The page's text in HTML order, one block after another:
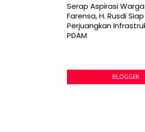
Serap Aspirasi
Farensa, H. Rusdi Siap
Perjuangkan
PDAM
BLOGGER